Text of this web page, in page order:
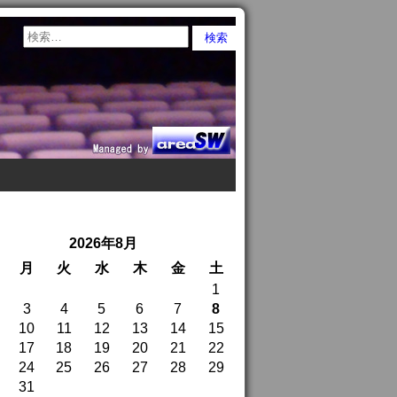
2026年8月
月
火 水 木 金
土
1
3
4 5 6 7
8
10
11 12 13 14
15
17
18 19 20 21
22
24
25 26 27 28
29
31